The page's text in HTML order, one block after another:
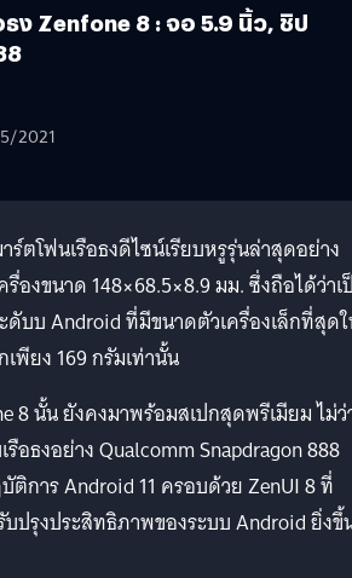
ธง Zenfone 8 : จอ 5.9 นิ้ว, ชิป
2021
ร์ตโฟนเรือธงดีไซน์เรียบหรูรุ่นล่าสุดอย่าง
องขนาด 148×68.5×8.9 มม. ซึ่งถือได้ว่าเ
ดับบ Android ที่มีขนาดตัวเครื่องเล็กที่สุด
พียง 169 กรัมเท่านั้น
8 นั้น ยังคงมาพร้อมสเปกสุดพรีเมียม ไม่ว่
อธงอย่าง Qualcomm Snapdragon 888
การ Android 11 ครอบด้วย ZenUI 8 ที่
บปรุงประสิทธิภาพของระบบ Android ยิ่งขึ้